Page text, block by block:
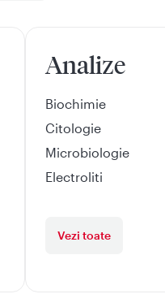
Analize
Biochimie
Citologie
Microbiologie
Electroliti
Vezi toate